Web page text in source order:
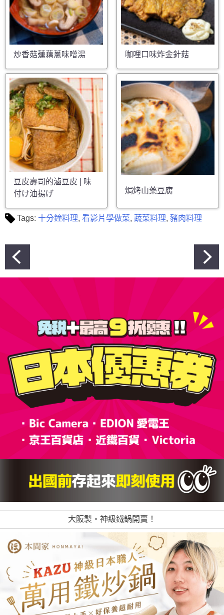
炒香菇蓮藕蔥味噌湯 咖哩口味炸金針菇
豆皮壽司的滷豆皮 | 味
付け油揚げ
焗烤山藥豆腐
Tags: 十分鐘料理, 看影片學做菜, 蔬菜料理, 豬肉料理
文
章
大阪製・神級鐵鍋開賣！